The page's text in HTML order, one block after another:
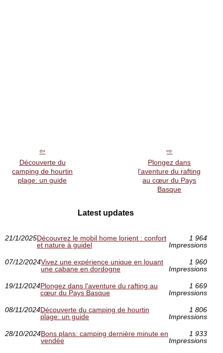
Découverte du
camping de hourtin
plage: un guide
Plongez dans
l'aventure du rafting
au cœur du Pays
Basque
Latest updates
21/1/2025Découvrez le mobil home lorient : confort
et nature à guidel
1 964
Impressions
07/12/2024Vivez une expérience unique en louant
une cabane en dordogne
1 960
Impressions
19/11/2024Plongez dans l'aventure du rafting au
cœur du Pays Basque
1 669
Impressions
08/11/2024Découverte du camping de hourtin
plage: un guide
1 806
Impressions
28/10/2024Bons plans: camping dernière minute en
vendée
1 933
Impressions